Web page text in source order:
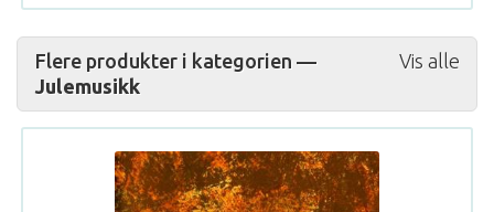
Vis alle
Flere produkter i kategorien —
Julemusikk